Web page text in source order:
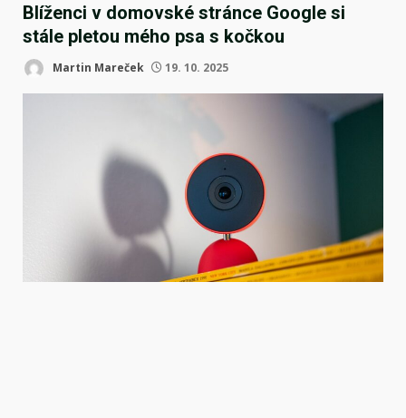
Blíženci v domovské stránce Google si
stále pletou mého psa s kočkou
Martin Mareček 19. 10. 2025